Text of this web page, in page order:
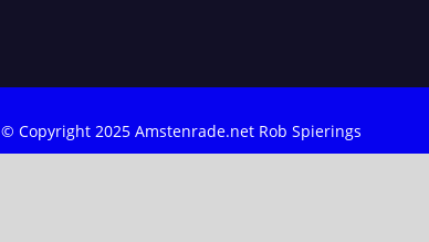
© Copyright 2025 Amstenrade.net Rob Spierings